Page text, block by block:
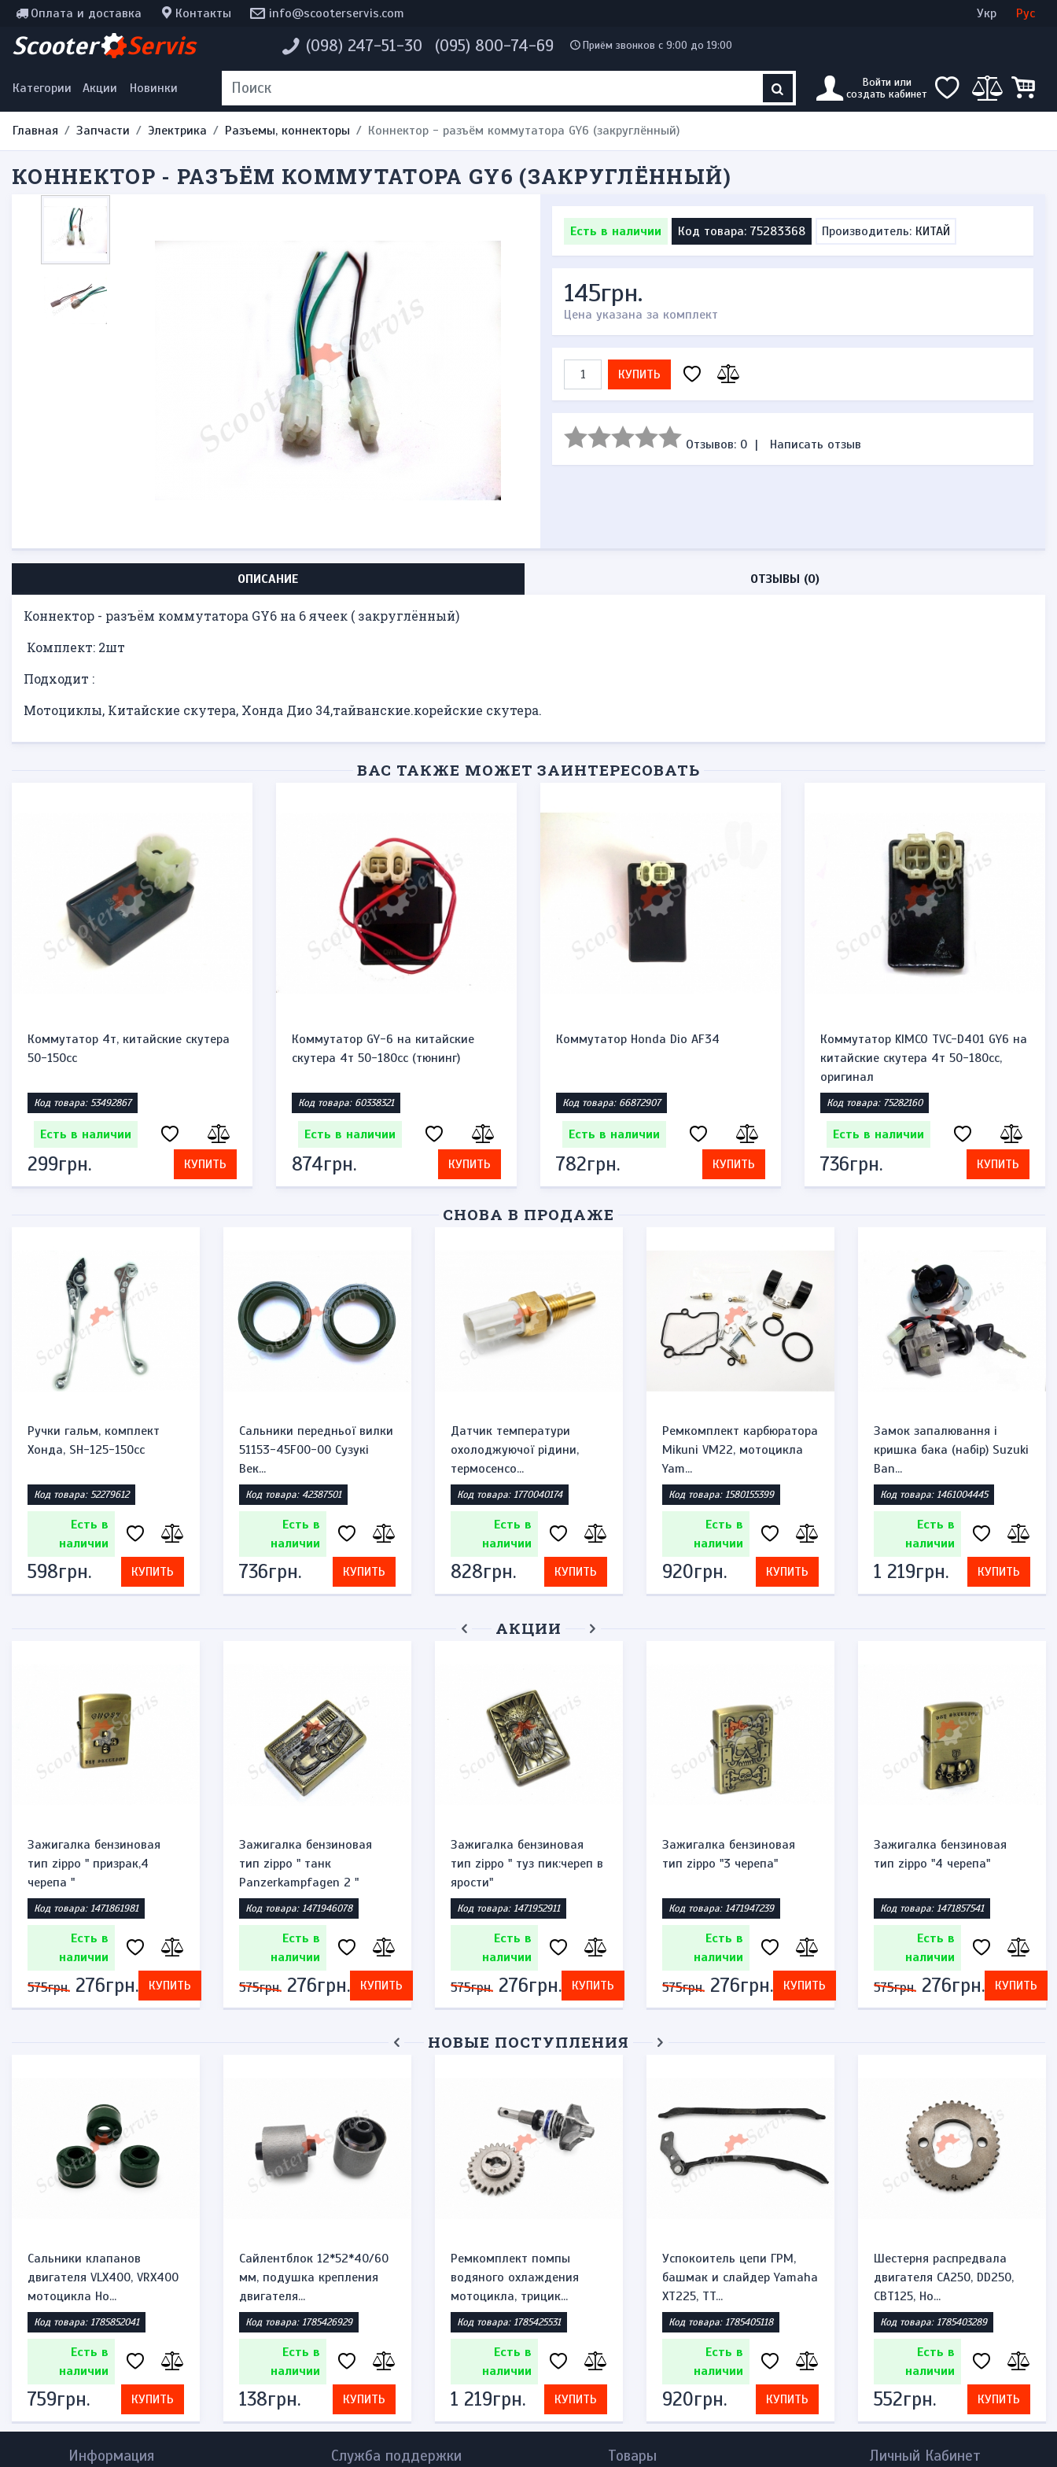
Оплата и доставка Контакты info@scooterservis.com Укр Рус
Scooter Servis (098) 247-51-30 (095) 800-74-69 Приём звонков с 9:00 до 19:00
Категории Акции Новинки
Войти или
создать кабинет
Инструменты, мотохимия
Наклейки
Одежда и экипировка
Главная Запчасти Электрика Разъемы, коннекторы Коннектор - разъём коммутатора GY6 (закруглённый)
КОННЕКТОР - РАЗЪЁМ КОММУТАТОРА GY6 (ЗАКРУГЛЁННЫЙ)
Есть в наличии Код товара: 75283368 Производитель: КИТАЙ
145грн.
Цена указана за комплект
КУПИТЬ
Отзывов: 0 | Написать отзыв
ОПИСАНИЕ ОТЗЫВЫ (0)
Коннектор - разъём коммутатора GY6 на 6 ячеек ( закруглённый)
Комплект: 2шт
Подходит :
Мотоциклы, Китайские скутера, Хонда Дио 34,тайванские.корейские скутера.
ВАС ТАКЖЕ МОЖЕТ ЗАИНТЕРЕСОВАТЬ
Коммутатор 4т, китайские скутера
50-150сс
Код товара: 53492867
Есть в наличии
299грн. КУПИТЬ
Коммутатор GY-6 на китайские
скутера 4т 50-180сс (тюнинг)
Код товара: 60338321
Есть в наличии
874грн. КУПИТЬ
Коммутатор Honda Dio AF34
Код товара: 66872907
Есть в наличии
782грн. КУПИТЬ
Коммутатор KIMCO TVC-D401 GY6 на
китайские скутера 4т 50-180cc,
оригинал
Код товара: 75282160
Есть в наличии
736грн. КУПИТЬ
СНОВА В ПРОДАЖЕ
Ручки гальм, комплект
Хонда, SH-125-150cc
Код товара: 52279612
Есть в
наличии
598грн. КУПИТЬ
Сальники передньої вилки
51153-45F00-00 Сузукі
Век...
Код товара: 42387501
Есть в
наличии
736грн. КУПИТЬ
Датчик температури
охолоджуючої рідини,
термосенсо...
Код товара: 1770040174
Есть в
наличии
828грн. КУПИТЬ
Ремкомплект карбюратора
Mikuni VM22, мотоцикла
Yam...
Код товара: 1580155399
Есть в
наличии
920грн. КУПИТЬ
Замок запалювання і
кришка бака (набір) Suzuki
Ban...
Код товара: 1461004445
Есть в
наличии
1 219грн. КУПИТЬ
АКЦИИ
Зажигалка бензиновая
тип zippo " призрак,4
черепа "
Код товара: 1471861981
Есть в
наличии
575грн. 276грн. КУПИТЬ
Зажигалка бензиновая
тип zippo " танк
Panzerkampfagen 2 "
Код товара: 1471946078
Есть в
наличии
575грн. 276грн. КУПИТЬ
Зажигалка бензиновая
тип zippo " туз пик:череп в
ярости"
Код товара: 1471952911
Есть в
наличии
575грн. 276грн. КУПИТЬ
Зажигалка бензиновая
тип zippo "3 черепа"
Код товара: 1471947239
Есть в
наличии
575грн. 276грн. КУПИТЬ
Зажигалка бензиновая
тип zippo "4 черепа"
Код товара: 1471857541
Есть в
наличии
575грн. 276грн. КУПИТЬ
НОВЫЕ ПОСТУПЛЕНИЯ
Сальники клапанов
двигателя VLX400, VRX400
мотоцикла Ho...
Код товара: 1785852041
Есть в
наличии
759грн. КУПИТЬ
Сайлентблок 12*52*40/60
мм, подушка крепления
двигателя...
Код товара: 1785426929
Есть в
наличии
138грн. КУПИТЬ
Ремкомплект помпы
водяного охлаждения
мотоцикла, трицик...
Код товара: 1785425531
Есть в
наличии
1 219грн. КУПИТЬ
Успокоитель цепи ГРМ,
башмак и слайдер Yamaha
XT225, TT...
Код товара: 1785405118
Есть в
наличии
920грн. КУПИТЬ
Шестерня распредвала
двигателя CA250, DD250,
CBT125, Ho...
Код товара: 1785403289
Есть в
наличии
552грн. КУПИТЬ
Информация Служба поддержки Товары Личный Кабинет